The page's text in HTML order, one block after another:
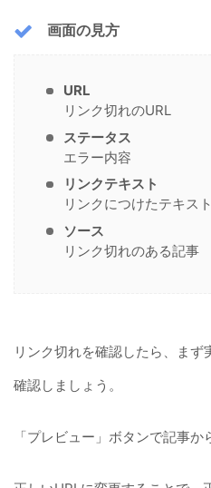
画面の見方
URL
リンク切れのURL
ステータス
エラー内容
リンクテキスト
リンクにつけたテキスト
ソース
リンク切れのある記事
リンク切れを確認したら、ま
確認しましょう。
「プレビュー」ボタンで記事か